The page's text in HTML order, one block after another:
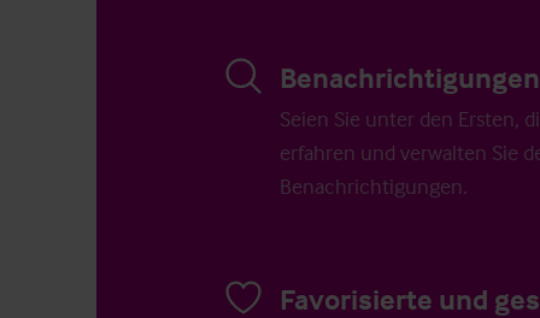
Seien Sie unter den Ersten,
erfahren und verwalten Sie
Benachrichtigungen.
Favorisierte und